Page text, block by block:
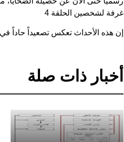
غرفة لشخصين الحلقة 4
إن هذه الأحداث تعكس تصعيداً حاداً
أخبار ذات صلة